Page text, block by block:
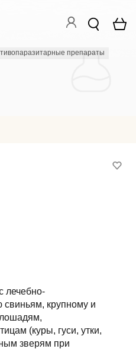
препараты
свиньям, крупному и
лошадям,
(куры, гуси, утки,
зверям при